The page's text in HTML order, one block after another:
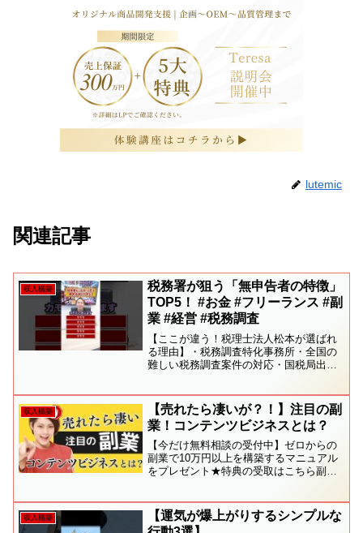
lutemic
関連記事
収入構築
税務署が狙う「無申告者の特徴」
TOP5！ #お金 #フリーランス #副
業 #経営 #税務調査
【ここが違う！税理士法人松本が選ばれ
る理由】・税務調査特化事務所・全国の
難しい税務調査案件の対応・国税局出身
80%がお客様からのご紹介・全国6拠点、
専門家200名以上...
収入構築
【売れたら凄いが？！】注目の副
業！コンテンツビジネスとは？
【今だけ無料相談の受付中】ゼロからの
副業で10万円以上を構築するマニュアル
をプレゼント★特典の受取はこちら副業
法【副業2.0で稼ぐ】自動化のコツ★特典
の受取（無料...
収入構築
【運気が爆上がりするシンプルな